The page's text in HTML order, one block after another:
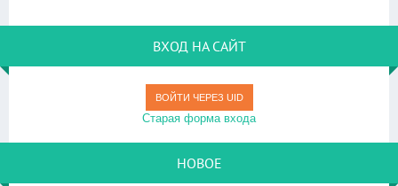
ВХОД НА САЙТ
ВОЙТИ ЧЕРЕЗ UID
Старая форма входа
НОВОЕ